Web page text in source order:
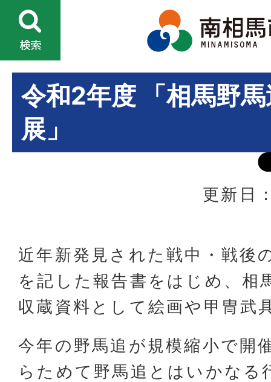
令和2年度 「相馬野
展」
更新日
近年新発見された戦中・戦後
を記した報告書をはじめ、相
収蔵資料として絵画や甲冑武
今年の野馬追が規模縮小で開
らためて野馬追とはいかなる